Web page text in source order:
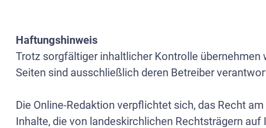
Haftungshinweis
Trotz sorgfältiger inhaltlicher Kontrolle übernehmen
Seiten sind ausschließlich deren Betreiber
Die Online-Redaktion verpflichtet sich, das Recht
Inhalte, die von landeskirchlichen Rechtsträgern